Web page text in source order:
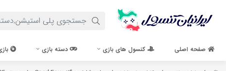
صفحه اصلی کنسول های بازی دسته بازی